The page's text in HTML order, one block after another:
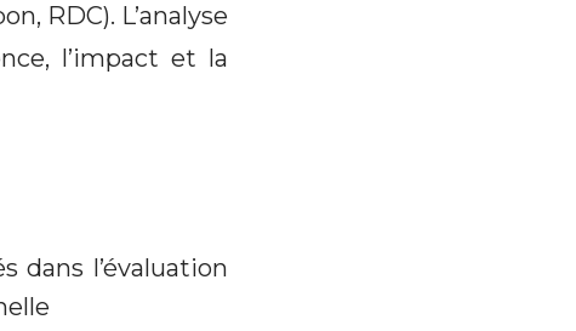
RDC). L’analyse
l’impact et la
dans l’évaluation